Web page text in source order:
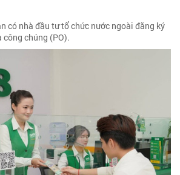
có nhà đầu tư tổ chức nước ngoài đăng ký
chúng (PO).